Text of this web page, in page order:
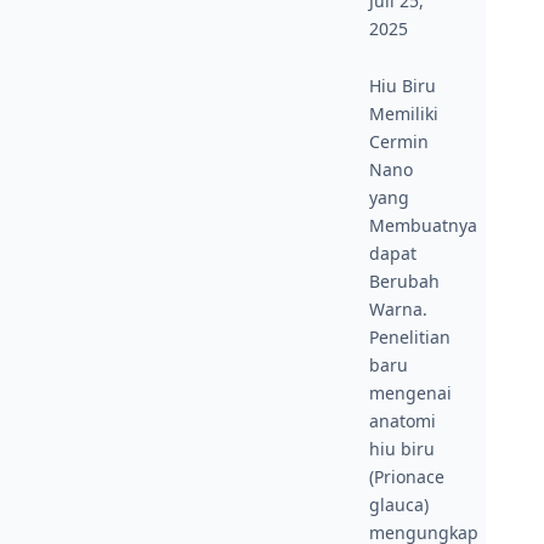
2025
Hiu Biru
Memiliki
Cermin
Nano
yang
Membuatnya
dapat
Berubah
Warna.
Penelitian
baru
mengenai
anatomi
hiu biru
(Prionace
glauca)
mengungkap